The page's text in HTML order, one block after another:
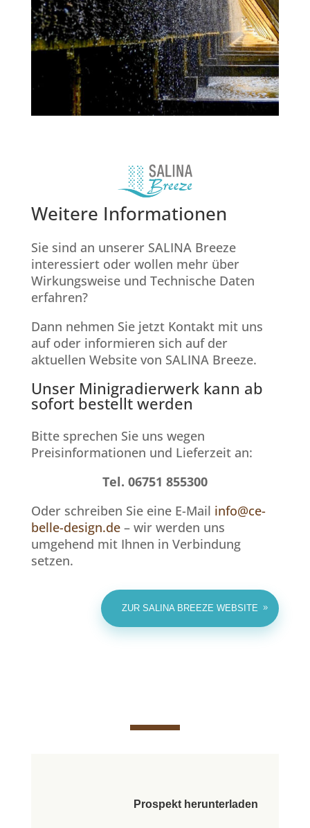
Weitere Informationen
Sie sind an unserer SALINA Breeze
interessiert oder wollen mehr über
Wirkungsweise und Technische Daten
erfahren?
Dann nehmen Sie jetzt Kontakt mit uns
auf oder informieren sich auf der
aktuellen Website von SALINA Breeze.
Unser Minigradierwerk kann ab
sofort bestellt werden
Bitte sprechen Sie uns wegen
Preisinformationen und Lieferzeit an:
Tel. 06751 855300
Oder schreiben Sie eine E-Mail info@ce-
belle-design.de– wir werden uns
umgehend mit Ihnen in Verbindung
setzen.
ZUR SALINA BREEZE WEBSITE
Prospekt herunterladen